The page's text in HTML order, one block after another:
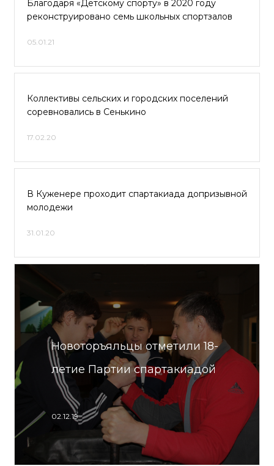
Благодаря «Детскому спорту» в 2020 году
реконструировано семь школьных спортзалов
05.01.21
Коллективы сельских и городских поселений
соревновались в Сенькино
17.02.20
В Куженере проходит спартакиада допризывной
молодежи
31.01.20
Новоторъяльцы отметили 18-
летие Партии спартакиадой
02.12.19